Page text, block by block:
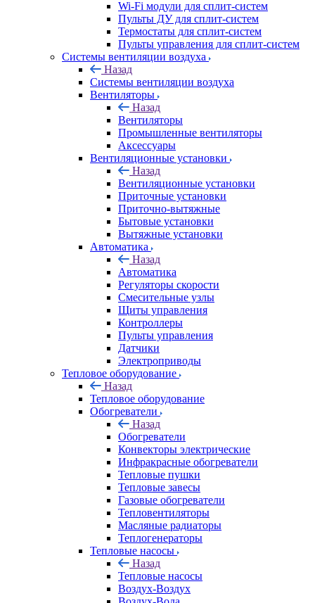
Wi-Fi модули для сплит-систем
Пульты ДУ для сплит-систем
Термостаты для сплит-систем
Пульты управления для сплит-систем
Системы вентиляции воздуха
Назад
Системы вентиляции воздуха
Вентиляторы
Назад
Вентиляторы
Промышленные вентиляторы
Аксессуары
Вентиляционные установки
Назад
Вентиляционные установки
Приточные установки
Приточно-вытяжные
Бытовые установки
Вытяжные установки
Автоматика
Назад
Автоматика
Регуляторы скорости
Смесительные узлы
Щиты управления
Контроллеры
Пульты управления
Датчики
Электроприводы
Тепловое оборудование
Назад
Тепловое оборудование
Обогреватели
Назад
Обогреватели
Конвекторы электрические
Инфракрасные обогреватели
Тепловые пушки
Тепловые завесы
Газовые обогреватели
Тепловентиляторы
Масляные радиаторы
Теплогенераторы
Тепловые насосы
Назад
Тепловые насосы
Воздух-Воздух